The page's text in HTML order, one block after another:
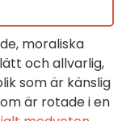
moraliska
och allvarlig,
som är känslig
är rotade i en